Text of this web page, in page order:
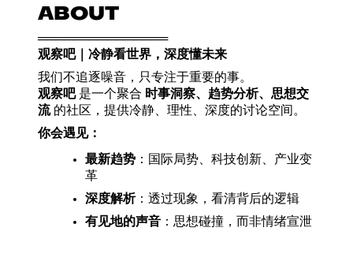
ABOUT
观察吧｜冷静看世界，深度懂未来
观察吧是一个聚合 时事洞察、趋势分析、思想交
流的社区，提供冷静、理性、深度的讨论空间。
你会遇见：
最新趋势 ：国际局势、科技创新、产业变
革
深度解析：透过现象，看清背后的逻辑
有见地的声音 ：思想碰撞，而非情绪宣泄